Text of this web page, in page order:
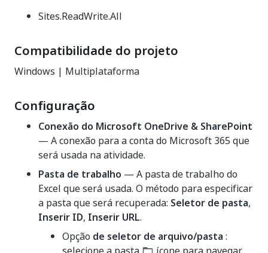
Sites.ReadWrite.All
Compatibilidade do projeto
Windows | Multiplataforma
Configuração
Conexão do Microsoft OneDrive & SharePoint
— A conexão para a conta do Microsoft 365 que
será usada na atividade.
Pasta de trabalho — A pasta de trabalho do
Excel que será usada. O método para especificar
a pasta que será recuperada: Seletor de pasta,
Inserir ID, Inserir URL.
Opção de seletor de arquivo/pasta :